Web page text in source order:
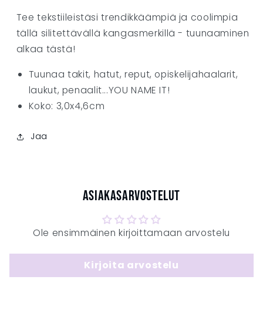
Tee tekstiileistäsi trendikkäämpiä ja coolimpia
tällä silitettävällä kangasmerkillä - tuunaaminen
alkaa tästä!
Tuunaa takit, hatut, reput, opiskelijahaalarit,
laukut, penaalit...YOU NAME IT!
Koko: 3,0x4,6cm
Jaa
Asiakasarvostelut
Ole ensimmäinen kirjoittamaan arvostelu
Kirjoita arvostelu